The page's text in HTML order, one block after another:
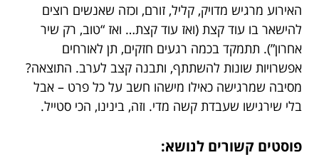
האירוע מרגיש מדויק, קליל, זורם, וכזה שאנשים רוצים
להישאר בו עוד קצת (ואז עוד קצת… ואז “טוב, רק שיר
אחרון”). תתמקד בכמה רגעים חזקים, תן לאורחים
אפשרויות שונות להשתתף, ותבנה קצב לערב. התוצאה?
מסיבה שמרגישה כאילו מישהו חשב על כל פרט – אבל
בלי שירגישו שעבדת קשה מדי. וזה, בינינו, הכי סטייל.
פוסטים קשורים לנושא: